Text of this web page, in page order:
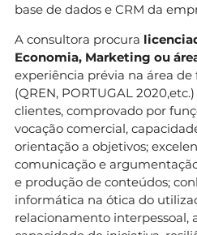
base de dados e CRM da
A consultora procura
Economia, Marketing ou
experiência prévia na área
(QREN, PORTUGAL
clientes, comprovado por
vocação comercial,
orientação a objetivos;
comunicação e
e produção de conteúdos;
informática na ótica do
relacionamento interpessoal,